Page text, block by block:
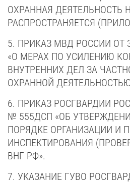
ОХРАННАЯ ДЕЯТЕЛЬНОСТЬ
РАСПРОСТРАНЯЕТСЯ
5. ПРИКАЗ МВД РОССИИ ОТ
«О МЕРАХ ПО УСИЛЕНИЮ
ВНУТРЕННИХ ДЕЛ ЗА
ОХРАННОЙ
6. ПРИКАЗ РОСГВАРДИИ
№ 555ДСП «ОБ
ПОРЯДКЕ ОРГАНИЗАЦИИ И
ИНСПЕКТИРОВАНИЯ
ВНГ РФ».
7. УКАЗАНИЕ ГУВО